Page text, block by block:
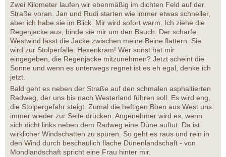
Zwei Kilometer laufen wir ebenmäßig im dichten Feld auf der
Straße voran. Jan und Rudi starten wie immer etwas schneller,
aber ich habe sie im Blick. Mir wird sofort warm. Ich ziehe die
Regenjacke aus, binde sie mir um den Bauch. Der scharfe
Westwind lässt die Jacke zwischen meine Beine flattern. Sie
wird zur Stolperfalle. Hexenkram! Wer sonst hat mir
eingegeben, die Regenjacke mitzunehmen? Jetzt scheint die
Sonne und wenn es unterwegs regnet ist es eh egal, denke ich
jetzt.
Bald geht es neben der Straße auf den schmalen asphaltierten
Radweg, der uns bis nach Westerland führen soll. Es wird eng,
die Stolpergefahr steigt. Zumal die heftigen Böen aus West uns
immer wieder zur Seite drücken. Angenehmer wird es, wenn
sich dicht links neben dem Radweg eine Düne auftut. Da ist
wirklicher Windschatten zu spüren. So geht es raus und rein in
den Wind durch beschaulich flache Dünenlandschaft - von
Mondlandschaft spricht eine Frau hinter mir.